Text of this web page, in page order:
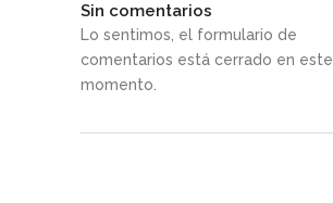
Sin comentarios
Lo sentimos, el formulario de
comentarios está cerrado en este
momento.